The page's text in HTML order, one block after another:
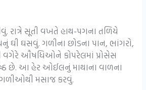
રાત્રે સૂતી વખતે હાથ-પગના તળિયે
ઘી ઘસવું. ગળીના છોડના પાન, ભાંગરો,
વગેરે ઔષધિઓને કોપરેલમાં પ્રોસેસ
છે. આ હેર ઓઈલનું માથાના વાળના
મસાજ કરવું.